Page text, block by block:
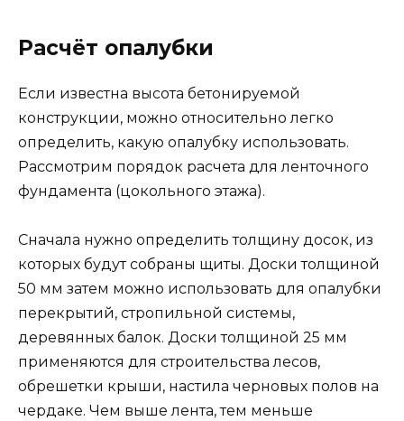
Расчёт опалубки
Если известна высота бетонируемой
конструкции, можно относительно легко
определить, какую опалубку использовать.
Рассмотрим порядок расчета для ленточного
фундамента (цокольного этажа).
Сначала нужно определить толщину досок, из
которых будут собраны щиты. Доски толщиной
50 мм затем можно использовать для опалубки
перекрытий, стропильной системы,
деревянных балок. Доски толщиной 25 мм
применяются для строительства лесов,
обрешетки крыши, настила черновых полов на
чердаке. Чем выше лента, тем меньше